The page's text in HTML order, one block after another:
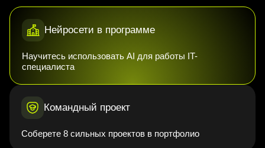
Нейросети в программе
Научитесь использовать AI для работы IT-
специалиста
Командный проект
Соберете 8 сильных проектов в портфолио